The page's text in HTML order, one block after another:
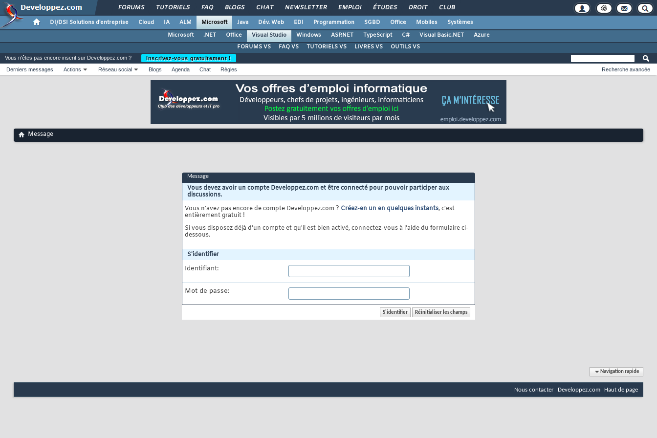
FORUMS TUTORIELS FAQ BLOGS CHAT NEWSLETTER EMPLOI ÉTUDES DROIT CLUB
DI/DSI Solutions d'entreprise Cloud IA ALM Microsoft Java Dév. Web EDI Programmation SGBD Office Mobiles
Systèmes
Microsoft
.NET Office Visual Studio Windows ASP.NET TypeScript C# Visual Basic.NET
Azure
FORUMS VS
FAQ VS TUTORIELS VS LIVRES VS OUTILS VS
Vous n'êtes pas encore inscrit sur Developpez.com ?
Inscrivez-vous gratuitement !
Derniers messages
Actions Réseau social Blogs Agenda Chat Règles Recherche avancée
Message
Message
Vous devez avoir un compte Developpez.com et être connecté pour pouvoir participer aux
discussions.
Vous n'avez pas encore de compte Developpez.com ? Créez-en un en quelques instants, c'est
entièrement gratuit !
Si vous disposez déjà d'un compte et qu'il est bien activé, connectez-vous à l'aide du formulaire ci-
dessous.
S'identifier
Identifiant:
Mot de passe:
Navigation rapide
Nous contacter Developpez.com Haut de page